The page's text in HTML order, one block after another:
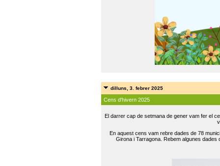
dilluns, 3. febrer 2025
Cens d'hivern 2025
El darrer cap de setmana de gener vam fer el
En aquest cens vam rebre dades de 78
Girona i Tarragona. Rebem algunes